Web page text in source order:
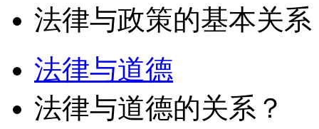
法律与政策的基本关系
法律与道德
法律与道德的关系？